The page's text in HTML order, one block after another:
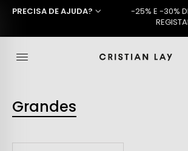
PRECISA DE AJUDA?
-25% E -30%
Grandes